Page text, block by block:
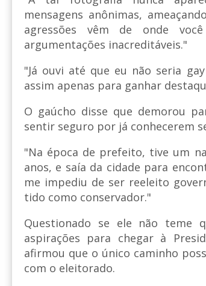
mensagens anônimas,
agressões vêm de onde
argumentações inacreditáveis."
"Já ouvi até que eu não seria
assim apenas para ganhar
O gaúcho disse que demorou
sentir seguro por já conhecerem
"Na época de prefeito, tive um
anos, e saía da cidade para
me impediu de ser reeleito
tido como conservador."
Questionado se ele não teme
aspirações para chegar à
afirmou que o único caminho
com o eleitorado.